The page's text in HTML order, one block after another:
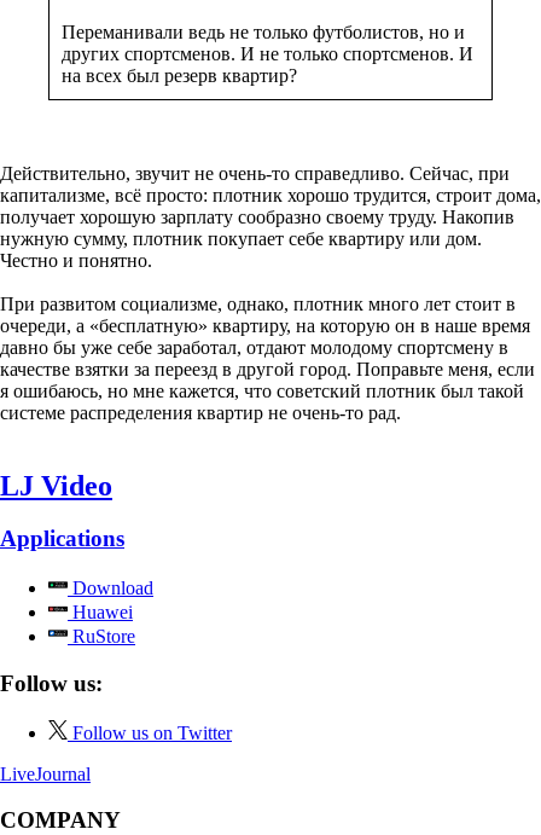
Переманивали ведь не только футболистов, но и
других спортсменов. И не только спортсменов. И
на всех был резерв квартир?
Действительно, звучит не очень-то справедливо. Сейчас, при
капитализме, всё просто: плотник хорошо трудится, строит дома,
получает хорошую зарплату сообразно своему труду. Накопив
нужную сумму, плотник покупает себе квартиру или дом.
Честно и понятно.
При развитом социализме, однако, плотник много лет стоит в
очереди, а «бесплатную» квартиру, на которую он в наше время
давно бы уже себе заработал, отдают молодому спортсмену в
качестве взятки за переезд в другой город. Поправьте меня, если
я ошибаюсь, но мне кажется, что советский плотник был такой
системе распределения квартир не очень-то рад.
LJ Video
Applications
Download
Huawei
RuStore
Follow us:
Follow us on Twitter
LiveJournal
COMPANY